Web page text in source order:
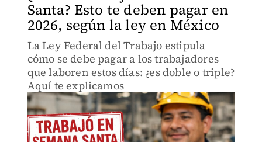
Santa? Esto te deben pagar en
2026, según la ley en México
La Ley Federal del Trabajo estipula
cómo se debe pagar a los trabajadores
que laboren estos días: ¿es doble o triple?
Aquí te explicamos